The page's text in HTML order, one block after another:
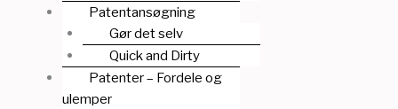
Patentansøgning
Gør det selv
Quick and Dirty
Patenter – Fordele og
ulemper